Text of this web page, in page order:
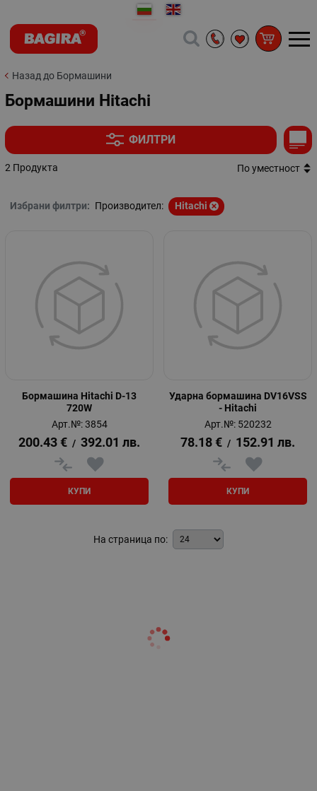
Назад до Бормашини
Бормашини Hitachi
ФИЛТРИ
2 Продукта По уместност
Избрани филтри: Производител: Hitachi
Бормашина Hitachi D-13
720W
Арт.№: 3854
200.43 € / 392.01 лв.
КУПИ
Ударна бормашина DV16VSS
- Hitachi
Арт.№: 520232
78.18 € / 152.91 лв.
КУПИ
На страница по: